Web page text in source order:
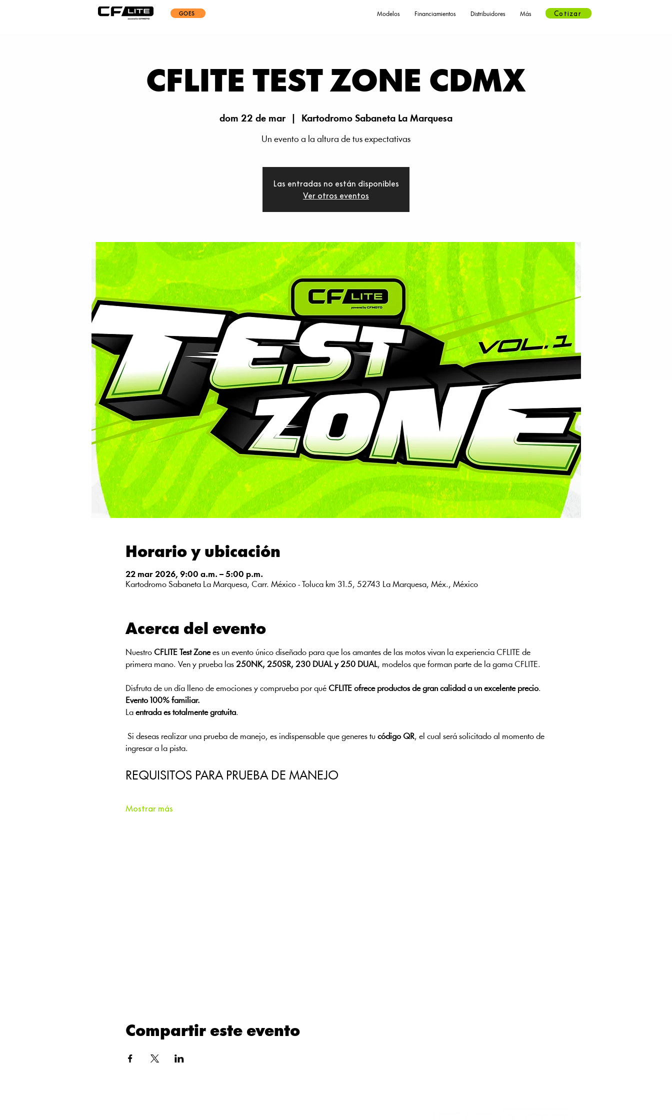
GOES Modelos Financiamientos Distribuidores Más Cotizar
CFLITE TEST ZONE CDMX
dom 22 de mar
  |
Kartodromo Sabaneta La Marquesa
Un evento a la altura de tus expectativas
Las entradas no están disponibles
Ver otros eventos
Horario y ubicación
22 mar 2026, 9:00 a.m. – 5:00 p.m.
Kartodromo Sabaneta La Marquesa, Carr. México - Toluca km 31.5, 52743 La Marquesa, Méx., México
Acerca del evento
Nuestro CFLITE Test Zone es un evento único diseñado para que los amantes de las motos vivan la experiencia CFLITE de
primera mano. Ven y prueba las 250NK, 250SR, 230 DUAL y 250 DUAL, modelos que forman parte de la gama CFLITE.
Disfruta de un día lleno de emociones y comprueba por qué CFLITE ofrece productos de gran calidad a un excelente precio.
Evento 100% familiar.
La entrada es totalmente gratuita.
Si deseas realizar una prueba de manejo, es indispensable que generes tu código QR, el cual será solicitado al momento de
ingresar a la pista.
REQUISITOS PARA PRUEBA DE MANEJO
Mostrar más
Compartir este evento